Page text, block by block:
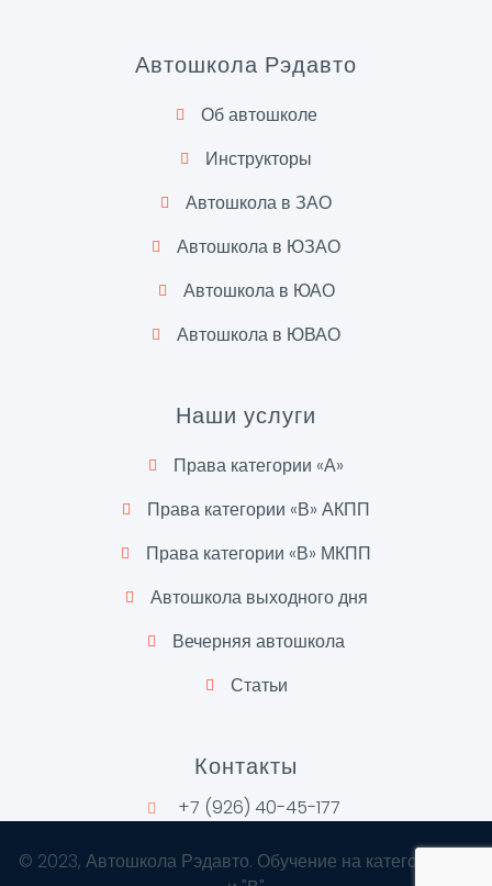
Автошкола Рэдавто
Об автошколе
Инструкторы
Автошкола в ЗАО
Автошкола в ЮЗАО
Автошкола в ЮАО
Автошкола в ЮВАО
Наши услуги
Права категории «А»
Права категории «В» АКПП
Права категории «В» МКПП
Автошкола выходного дня
Вечерняя автошкола
Статьи
Контакты
+7 (926) 40-45-177
© 2023, Автошкола Рэдавто. Обучение на категории "А"